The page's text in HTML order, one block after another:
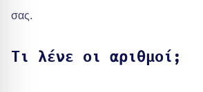
σας.
Τι λένε οι αριθμοί;